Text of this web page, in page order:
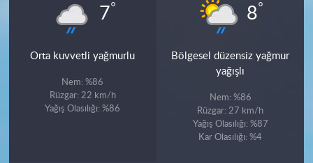
7°
Orta kuvvetli yağmurlu
Nem: %86
Rüzgar: 22 km/h
Yağış Olasılığı: %86
8°
Bölgesel düzensiz yağmur
yağışlı
Nem: %86
Rüzgar: 27 km/h
Yağış Olasılığı: %87
Kar Olasılığı: %4